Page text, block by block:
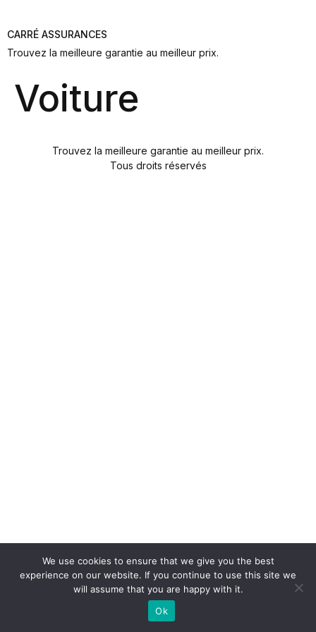
CARRÉ ASSURANCES
Trouvez la meilleure garantie au meilleur prix.
Voiture
Trouvez la meilleure garantie au meilleur prix.
Tous droits réservés
We use cookies to ensure that we give you the best
experience on our website. If you continue to use this site we
will assume that you are happy with it.
Ok